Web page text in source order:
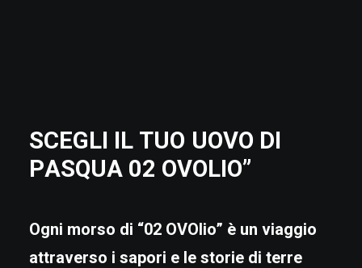
SCEGLI IL TUO UOVO DI
PASQUA 02 OVOLIO”
Ogni morso di “02 OVOlio” è un viaggio
attraverso i sapori e le storie di terre